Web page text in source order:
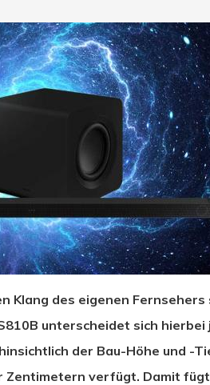
Klang des eigenen Fernsehers
unterscheidet sich hierbei
der Bau-Höhe und -
Zentimetern verfügt. Damit